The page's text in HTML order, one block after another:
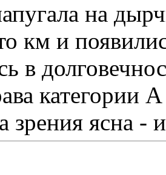
на
км и
в
категории
зрения ясна -